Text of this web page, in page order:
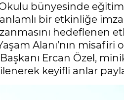
Okulu bünyesinde
bir etkinliğe imza
hedeflenen
Alanı’nın misafiri
Ercan Özel,
keyifli anlar